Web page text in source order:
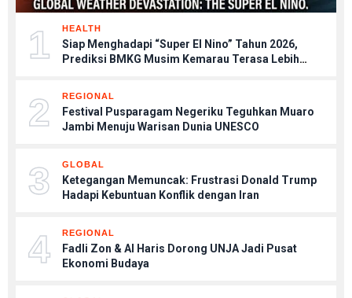
1 HEALTH
Siap Menghadapi “Super El Nino” Tahun 2026,
Prediksi BMKG Musim Kemarau Terasa Lebih
2 REGIONAL
Festival Pusparagam Negeriku Teguhkan Muaro
Jambi Menuju Warisan Dunia UNESCO
3 GLOBAL
Ketegangan Memuncak: Frustrasi Donald Trump
Hadapi Kebuntuan Konflik dengan Iran
4 REGIONAL
Fadli Zon & Al Haris Dorong UNJA Jadi Pusat
Ekonomi Budaya